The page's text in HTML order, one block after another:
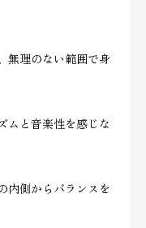
無理のない範囲で身
ムと音楽性を感じな
内側からバランスを